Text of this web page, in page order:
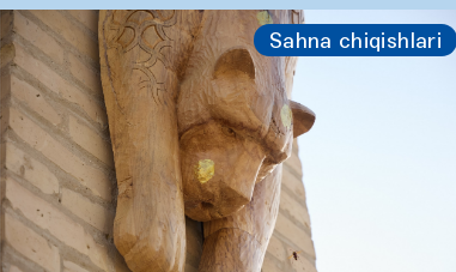
Sahna chiqishlari